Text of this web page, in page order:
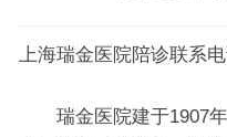
上海瑞金医院陪诊联系
瑞金医院建于1907年